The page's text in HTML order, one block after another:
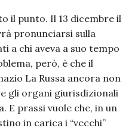
il punto. Il 13 dicembre il
pronunciarsi sulla
a chi aveva a suo tempo
però, è che il
La Russa ancora non
gli organi giurisdizionali
E prassi vuole che, in un
in carica i “vecchi”